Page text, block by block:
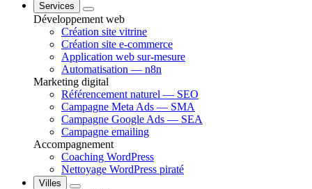
Services
Développement web
Création site vitrine
Création site e-commerce
Application web sur-mesure
Automatisation — n8n
Marketing digital
Référencement naturel — SEO
Campagne Meta Ads — SMA
Campagne Google Ads — SEA
Campagne emailing
Accompagnement
Coaching WordPress
Nettoyage WordPress piraté
Villes